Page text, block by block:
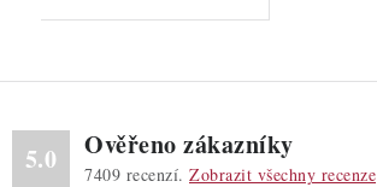
5.0 Ověřeno zákazníky
7409 recenzí. Zobrazit všechny recenze